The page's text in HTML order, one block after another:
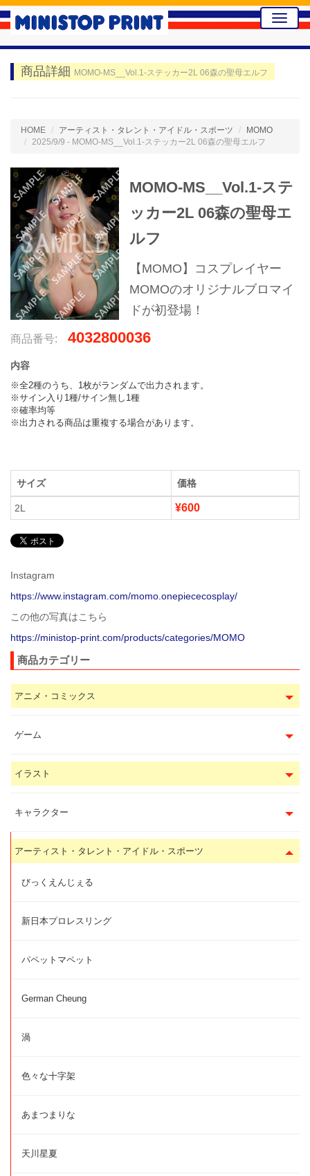
Toggle
商品詳細 MOMO-MS__Vol.1-ステッカー2L 06森の聖母エルフ
HOME アーティスト・タレント・アイドル・スポーツ
MOMO
2025/9/9 - MOMO-MS__Vol.1-ステッカー2L 06森の聖母エルフ
MOMO-MS__Vol.1-ステ
ッカー2L 06森の聖母エ
ルフ
【MOMO】コスプレイヤー
MOMOのオリジナルブロマイ
ドが初登場！
商品番号: 4032800036
内容
※全2種のうち、1枚がランダムで出力されます。
※サイン入り1種/サイン無し1種
※確率均等
※出力される商品は重複する場合があります。
サイズ 価格
2L ¥600
Instagram
https://www.instagram.com/momo.onepiececosplay/
この他の写真はこちら
https://ministop-print.com/products/categories/MOMO
商品カテゴリー
アニメ・コミックス
ゲーム
イラスト
キャラクター
アーティスト・タレント・アイドル・スポーツ
びっくえんじぇる
新日本プロレスリング
パペットマペット
German Cheung
渦
色々な十字架
あまつまりな
天川星夏